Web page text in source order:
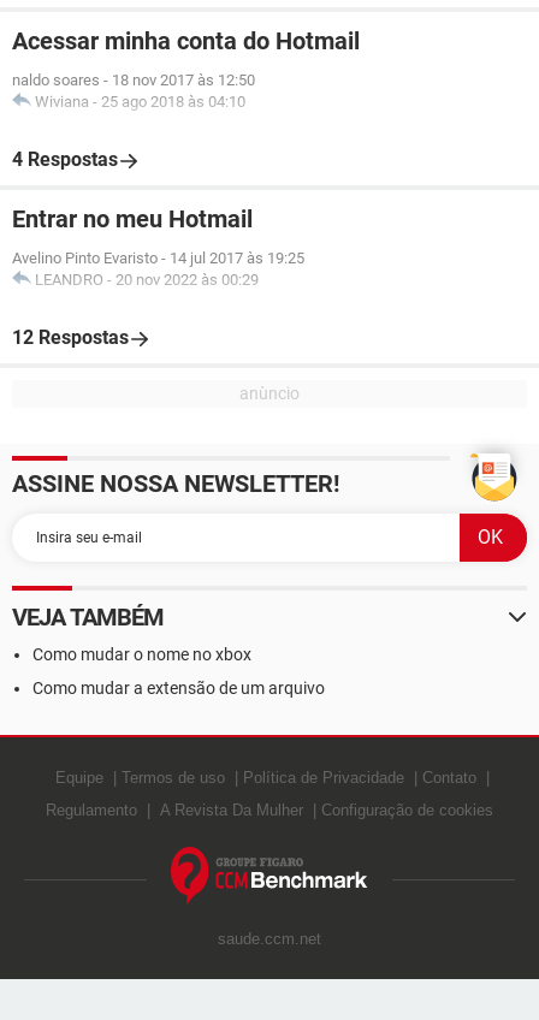
Acessar minha conta do Hotmail
naldo soares - 18 nov 2017 às 12:50
Wiviana - 25 ago 2018 às 04:10
4 Respostas
Entrar no meu Hotmail
Avelino Pinto Evaristo - 14 jul 2017 às 19:25
LEANDRO - 20 nov 2022 às 00:29
12 Respostas
ASSINE NOSSA NEWSLETTER!
VEJA TAMBÉM
Como mudar o nome no xbox
Como mudar a extensão de um arquivo
Equipe Termos de uso Política de Privacidade
Contato
Regulamento
A Revista Da Mulher Configuração de cookies
saude.ccm.net